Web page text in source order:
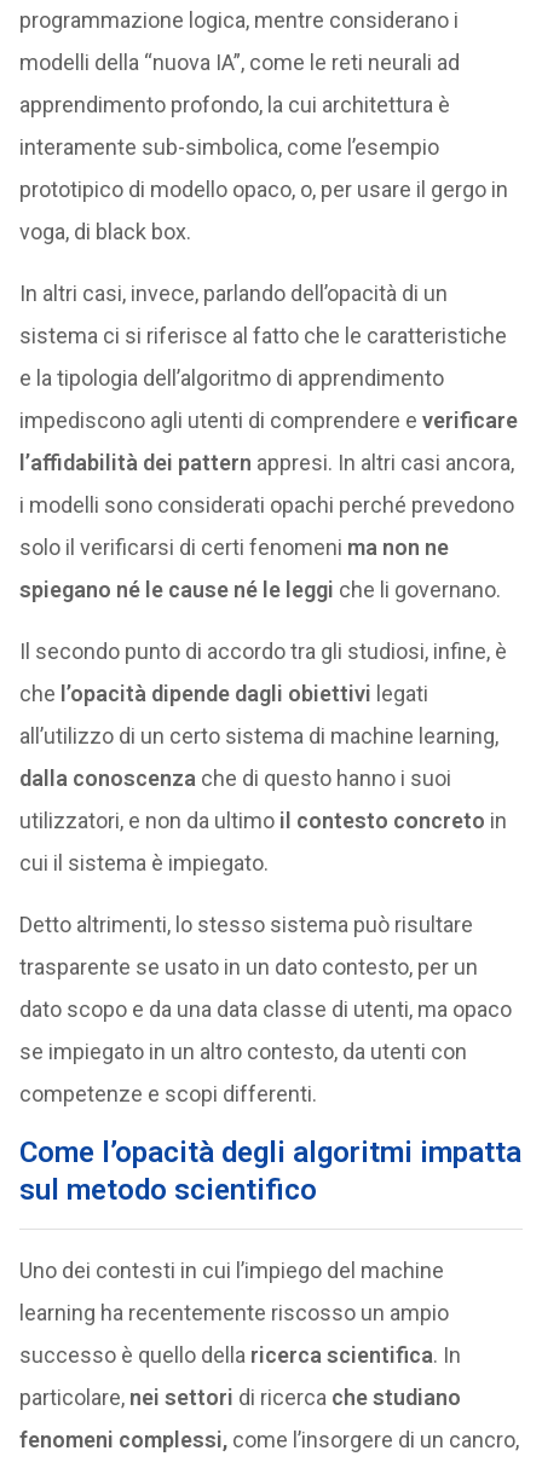
programmazione logica, mentre considerano i
modelli della “nuova IA”, come le reti neurali ad
apprendimento profondo, la cui architettura è
interamente sub-simbolica, come l’esempio
prototipico di modello opaco, o, per usare il gergo in
voga, di black box.
In altri casi, invece, parlando dell’opacità di un
sistema ci si riferisce al fatto che le caratteristiche
e la tipologia dell’algoritmo di apprendimento
impediscono agli utenti di comprendere e verificare
l’affidabilità dei pattern appresi. In altri casi ancora,
i modelli sono considerati opachi perché prevedono
solo il verificarsi di certi fenomeni ma non ne
spiegano né le cause né le leggi che li governano.
Il secondo punto di accordo tra gli studiosi, infine, è
che l’opacità dipende dagli obiettivi legati
all’utilizzo di un certo sistema di machine learning,
dalla conoscenza che di questo hanno i suoi
utilizzatori, e non da ultimo il contesto concreto in
cui il sistema è impiegato.
Detto altrimenti, lo stesso sistema può risultare
trasparente se usato in un dato contesto, per un
dato scopo e da una data classe di utenti, ma opaco
se impiegato in un altro contesto, da utenti con
competenze e scopi differenti.
Come l’opacità degli algoritmi impatta
sul metodo scientifico
Uno dei contesti in cui l’impiego del machine
learning ha recentemente riscosso un ampio
successo è quello della ricerca scientifica. In
particolare, nei settori di ricerca che studiano
fenomeni complessi,come l’insorgere di un cancro,